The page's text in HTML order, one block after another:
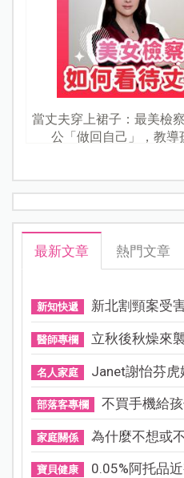
當丈夫穿上裙子：最美檢
公「做回自己」，教
最新文章 熱門文章
新知快遞 新北割頸案受
醫師專欄 立秋後秋燥來
名人家庭 Janet謝怡芬虎
部落客專欄 不買手機給
家庭關係 為什麼不想或
寶貝健康 0.05%阿托品